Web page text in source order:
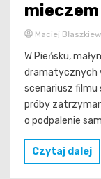
Maciej
W Pieńsku,
dramatycznych
scenariusz filmu
próby
o podpalenie
Czytaj dalej